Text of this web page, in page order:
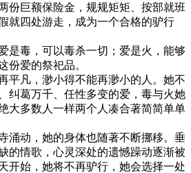
份巨额保险金，规规矩矩、按部就班
就四处游走，成为一个合格的驴行
是毒，可以毒杀一切；爱是火，能够
份爱的祭祀品。
平凡，渺小得不能再渺小的人。她不
纠葛万千、任性多变的爱，毒与火她
大多数人一样两个人凑合著简简单单
涌动，她的身体也随著不断挪移。垂
的情歌，心灵深处的遗憾躁动逐渐被
开始，她将不再驴行，她会选择一处